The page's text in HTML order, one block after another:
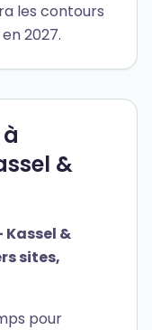
les contours
2027.
&
Kassel &
sites,
pour